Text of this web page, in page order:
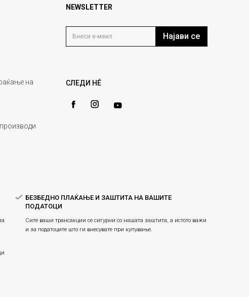
на
NEWSLETTER
Најави се
СЛЕДИ НÉ
БЕЗБЕДНО ПЛАЌАЊЕ И ЗАШТИТА НА ВАШИТЕ
ПОДАТОЦИ
Сите ваши трансакции се сигурни со нашата заштита, а истото важи
и за податоците што ги внесувате при купување.